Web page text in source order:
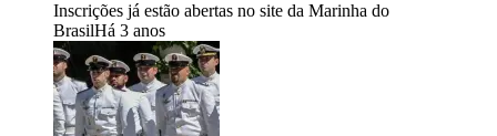
Inscrições já estão abertas no site da Marinha do
BrasilHá 3 anos